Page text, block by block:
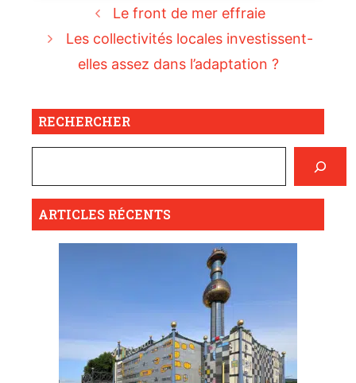
Le front de mer effraie
Les collectivités locales investissent-
elles assez dans l’adaptation ?
RECHERCHER
ARTICLES RÉCENTS